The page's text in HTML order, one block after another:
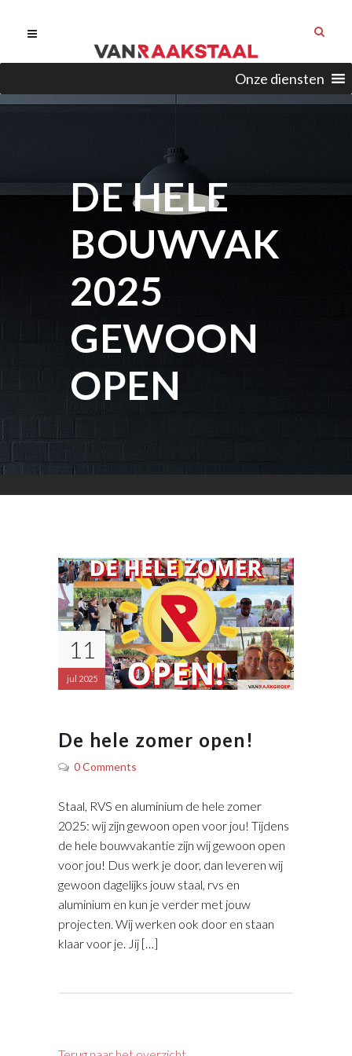
Onze diensten
DE HELE
BOUWVAK
2025
GEWOON
OPEN
11
jul 2025
De hele zomer open!
0 Comments
Staal, RVS en aluminium de hele zomer
2025: wij zijn gewoon open voor jou! Tijdens
de hele bouwvakantie zijn wij gewoon open
voor jou! Dus werk je door, dan leveren wij
gewoon dagelijks jouw staal, rvs en
aluminium en kun je verder met jouw
projecten. Wij werken ook door en staan
klaar voor je. Jij […]